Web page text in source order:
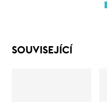
SOUVISEJÍCÍ